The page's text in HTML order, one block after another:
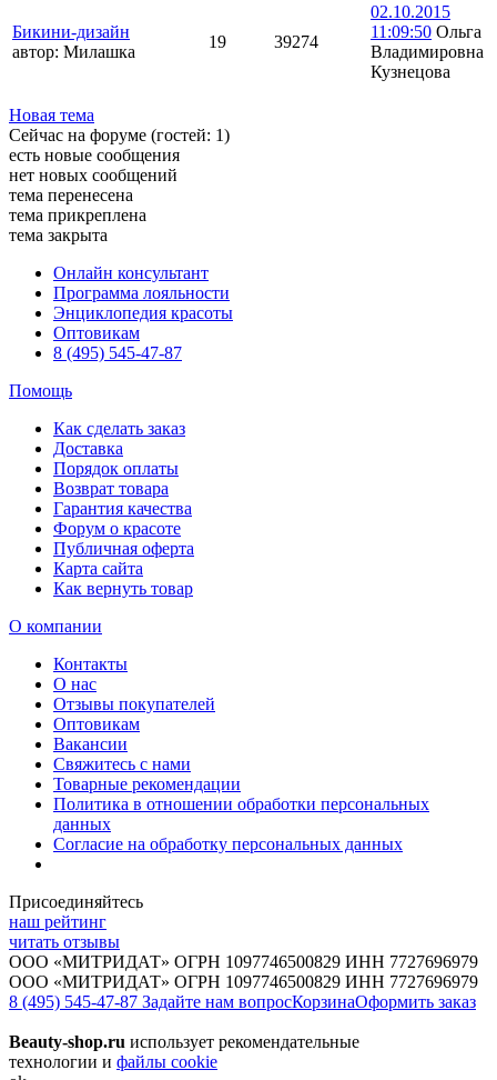
Бикини-дизайн
автор: Милашка
19 39274
02.10.2015
11:09:50 Ольга
Владимировна
Кузнецова
Новая тема
Сейчас на форуме (гостей: 1)
есть новые сообщения
нет новых сообщений
тема перенесена
тема прикреплена
тема закрыта
Онлайн консультант
Программа лояльности
Энциклопедия красоты
Оптовикам
8 (495) 545-47-87
Помощь
Как сделать заказ
Доставка
Порядок оплаты
Возврат товара
Гарантия качества
Форум о красоте
Публичная оферта
Карта сайта
Как вернуть товар
О компании
Контакты
О нас
Отзывы покупателей
Оптовикам
Вакансии
Свяжитесь с нами
Товарные рекомендации
Политика в отношении обработки персональных
данных
Согласие на обработку персональных данных
Присоединяйтесь
наш рейтинг
читать отзывы
ООО «МИТРИДАТ» ОГРН 1097746500829 ИНН 7727696979
ООО «МИТРИДАТ» ОГРН 1097746500829 ИНН 7727696979
8 (495) 545-47-87 Задайте нам вопросКорзинаОформить заказ
Beauty-shop.ru использует рекомендательные
технологии и файлы cookie